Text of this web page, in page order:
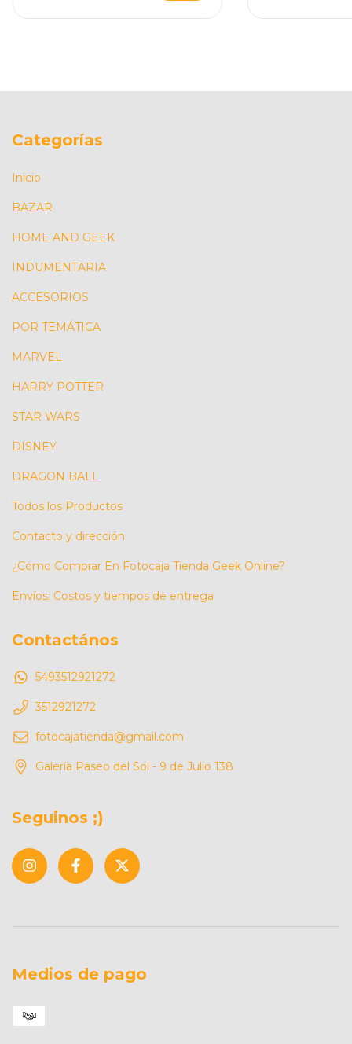
Categorías
Inicio
BAZAR
HOME AND GEEK
INDUMENTARIA
ACCESORIOS
POR TEMÁTICA
MARVEL
HARRY POTTER
STAR WARS
DISNEY
DRAGON BALL
Todos los Productos
Contacto y dirección
¿Cómo Comprar En Fotocaja Tienda Geek Online?
Envíos: Costos y tiempos de entrega
Contactános
5493512921272
3512921272
fotocajatienda@gmail.com
Galería Paseo del Sol - 9 de Julio 138
Seguinos ;)
Medios de pago